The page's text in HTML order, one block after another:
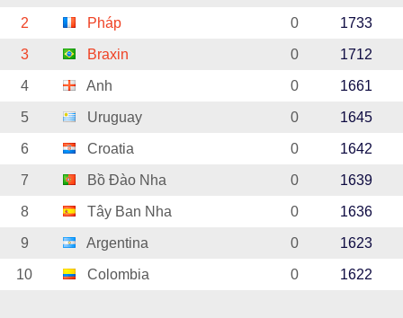
2 Pháp 0 1733
3 Braxin 0 1712
4 Anh 0 1661
5 Uruguay 0 1645
6 Croatia 0 1642
7 Bồ Đào Nha 0 1639
8 Tây Ban Nha 0 1636
9 Argentina 0 1623
10 Colombia 0 1622